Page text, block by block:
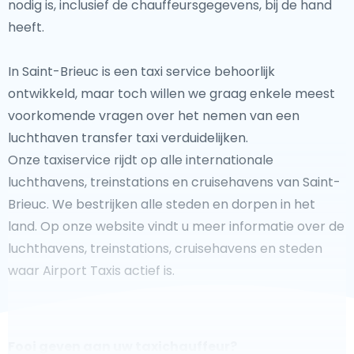
nodig is, inclusief de chauffeursgegevens, bij de hand
heeft.
In Saint-Brieuc is een taxi service behoorlijk
ontwikkeld, maar toch willen we graag enkele meest
voorkomende vragen over het nemen van een
luchthaven transfer taxi verduidelijken.
Onze taxiservice rijdt op alle internationale
luchthavens, treinstations en cruisehavens van Saint-
Brieuc. We bestrijken alle steden en dorpen in het
land. Op onze website vindt u meer informatie over de
luchthavens, treinstations, cruisehavens en steden
waar Airport Taxis actief is.